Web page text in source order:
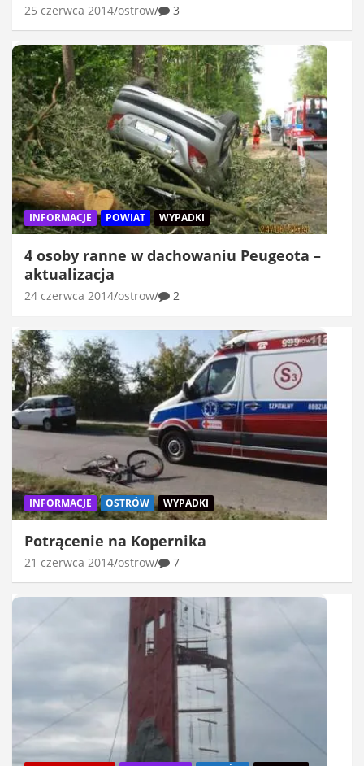
25 czerwca 2014 ostrow 3
INFORMACJE POWIAT WYPADKI
4 osoby ranne w dachowaniu Peugeota –
aktualizacja
24 czerwca 2014 ostrow 2
INFORMACJE OSTRÓW WYPADKI
Potrącenie na Kopernika
21 czerwca 2014 ostrow 7